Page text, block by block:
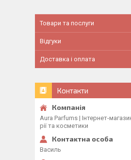
Товари та послуги
Відгуки
Доставка і оплата
Контакти
Aura Parfums | Інтернет-
рії та косметики
Василь